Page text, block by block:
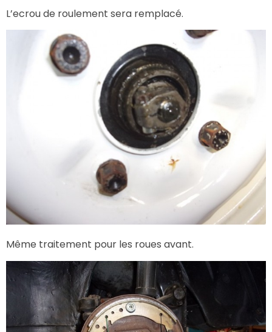
L’ecrou de roulement sera remplacé.
Même traitement pour les roues avant.